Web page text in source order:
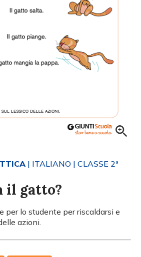
| ITALIANO | CLASSE 2ª
il gatto?
per lo studente per riscaldarsi e
azioni.